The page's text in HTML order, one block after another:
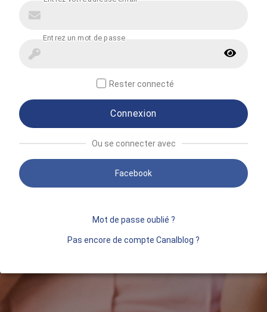
Rester connecté
Connexion
Ou se connecter avec
Facebook
Mot de passe oublié ?
Pas encore de compte Canalblog ?